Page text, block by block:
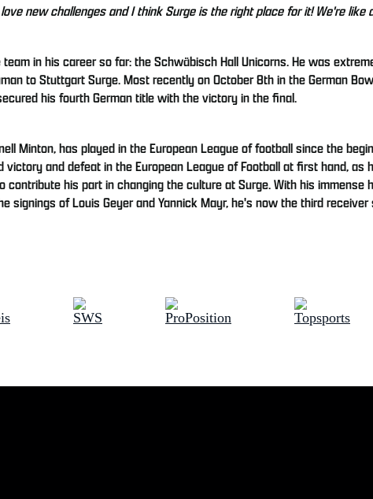
new challenges and I think Surge is the right place for it! We're like
in his career so far: the Schwäbisch Hall Unicorns. He was
to Stuttgart Surge. Most recently on October 8th in the German
his fourth German title with the victory in the final.
Minton, has played in the European League of football since the
victory and defeat in the European League of Football at first hand,
his part in changing the culture at Surge. With his
signings of Louis Geyer and Yannick Mayr, he's now the third